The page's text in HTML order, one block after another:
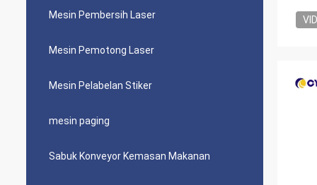
Mesin Pembersih Laser
Mesin Pemotong Laser
Mesin Pelabelan Stiker
mesin paging
Sabuk Konveyor Kemasan Makanan